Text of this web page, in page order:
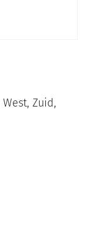
West, Zuid,